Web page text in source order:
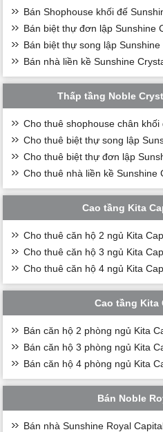
Bán Shophouse khối đế
Bán biệt thự đơn lập Sunshine
Bán biệt thự song lập
Bán nhà liền kề Sunshine
Thấp tầng Noble
Cho thuê shophouse chân
Cho thuê biệt thự song lập
Cho thuê biệt thự đơn lập
Cho thuê nhà liền kề Sunshine
Cao tầng Kita
Cho thuê căn hộ 2 ngủ Kita
Cho thuê căn hộ 3 ngủ Kita
Cho thuê căn hộ 4 ngủ Kita
Cao tầng Kita
Bán căn hộ 2 phòng ngủ Kita
Bán căn hộ 3 phòng ngủ Kita
Bán căn hộ 4 phòng ngủ Kita
Bán Noble
Bán nhà Sunshine Royal